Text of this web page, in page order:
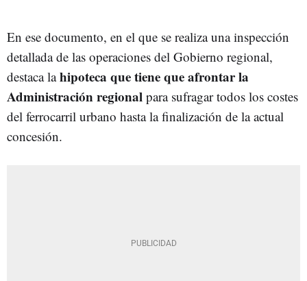
En ese documento, en el que se realiza una inspección
detallada de las operaciones del Gobierno regional,
destaca lahipoteca que tiene que afrontar la
Administración regional para sufragar todos los costes
del ferrocarril urbano hasta la finalización de la actual
concesión.